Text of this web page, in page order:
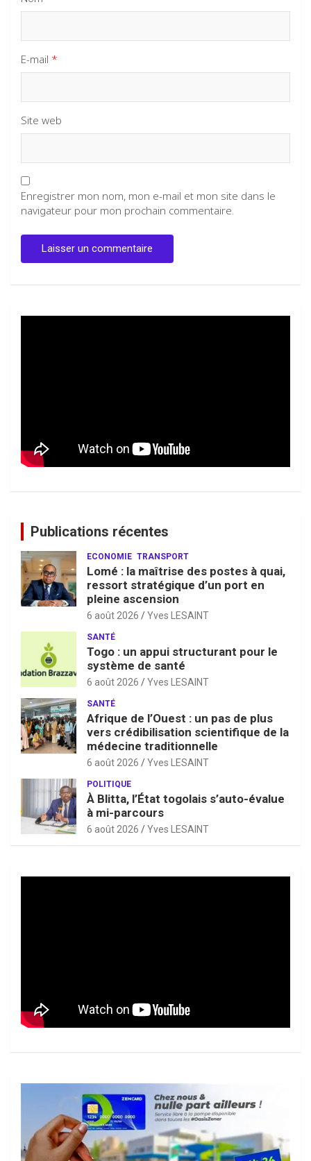
E-mail *
Site web
Enregistrer mon nom, mon e-mail et mon site dans le
navigateur pour mon prochain commentaire.
Publications récentes
ECONOMIE TRANSPORT
Lomé : la maîtrise des postes à quai,
ressort stratégique d’un port en
pleine ascension
6 août 2026 Yves LESAINT
SANTÉ
Togo : un appui structurant pour le
système de santé
6 août 2026 Yves LESAINT
SANTÉ
Afrique de l’Ouest : un pas de plus
vers crédibilisation scientifique de la
médecine traditionnelle
6 août 2026 Yves LESAINT
POLITIQUE
À Blitta, l’État togolais s’auto-évalue
à mi-parcours
6 août 2026 Yves LESAINT